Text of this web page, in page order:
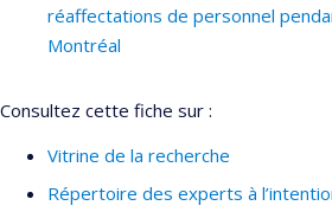
réaffectations de personnel
Montréal
Consultez cette fiche sur :
Vitrine de la recherche
Répertoire des experts à